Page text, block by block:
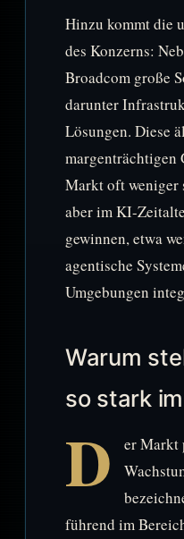
Hinzu kommt die
des Konzerns:
Broadcom große
darunter
Lösungen. Diese
margenträchtigen
Markt oft weniger
aber im KI-
gewinnen, etwa
agentische
Umgebungen
Warum
so stark
D
er Markt
führend im